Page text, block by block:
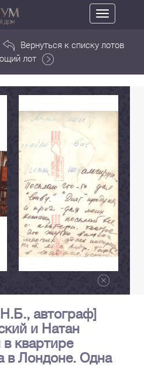
Toggle
navigation
Вернуться к списку лотов
лот
автограф]
и Натан
квартире
в Лондоне. Одна